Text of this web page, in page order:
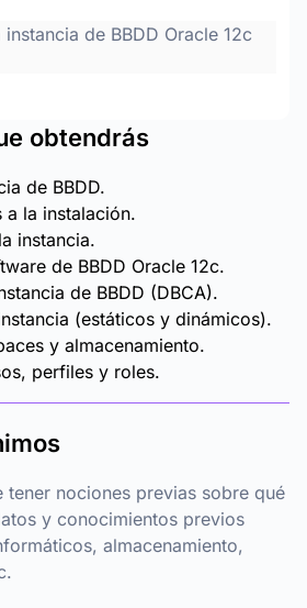
de BBDD Oracle 12c
obtendrás
de BBDD.
a la instalación.
instancia.
de BBDD Oracle 12c.
de BBDD (DBCA).
(estáticos y dinámicos).
y almacenamiento.
perfiles y roles.
tener nociones previas sobre qué
y conocimientos previos
almacenamiento,